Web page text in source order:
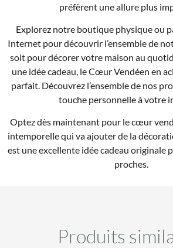
préfèrent une allure plus
Explorez notre boutique physique ou
Internet pour découvrir l’ensemble de
soit pour décorer votre maison au
une idée cadeau, le Cœur Vendéen en
parfait. Découvrez l’ensemble de nos
touche personnelle à votre
Optez dès maintenant pour le cœur
intemporelle qui va ajouter de la
est une excellente idée cadeau originale
proches.
Produits